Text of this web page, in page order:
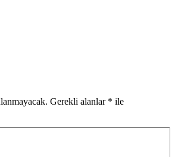
Gerekli alanlar * ile